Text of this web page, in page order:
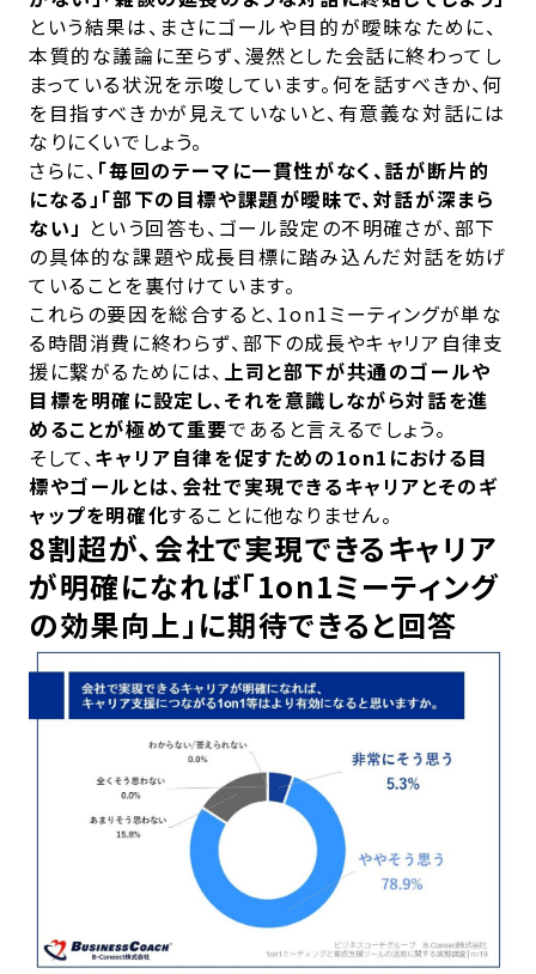
という結果は、まさにゴールや目的が曖昧なために、
本質的な議論に至らず、漫然とした会話に終わってし
まっている状況を示唆しています。何を話すべきか、何
を目指すべきかが見えていないと、有意義な対話には
なりにくいでしょう。
さらに、 「毎回のテーマに一貫性がなく、話が断片的
になる」「部下の目標や課題が曖昧で、対話が深まら
ない」 という回答も、ゴール設定の不明確さが、部下
の具体的な課題や成長目標に踏み込んだ対話を妨げ
ていることを裏付けています。
これらの要因を総合すると、1on1ミーティングが単な
る時間消費に終わらず、部下の成長やキャリア自律支
援に繋がるためには、 上司と部下が共通のゴールや
目標を明確に設定し、それを意識しながら対話を進
めることが極めて重要であると言えるでしょう。
そして、キャリア自律を促すための1on1における目
標やゴールとは、会社で実現できるキャリアとそのギ
ャップを明確化することに他なりません。
8割超が、会社で実現できるキャリア
が明確になれば「1on1ミーティング
の効果向上」に期待できると回答